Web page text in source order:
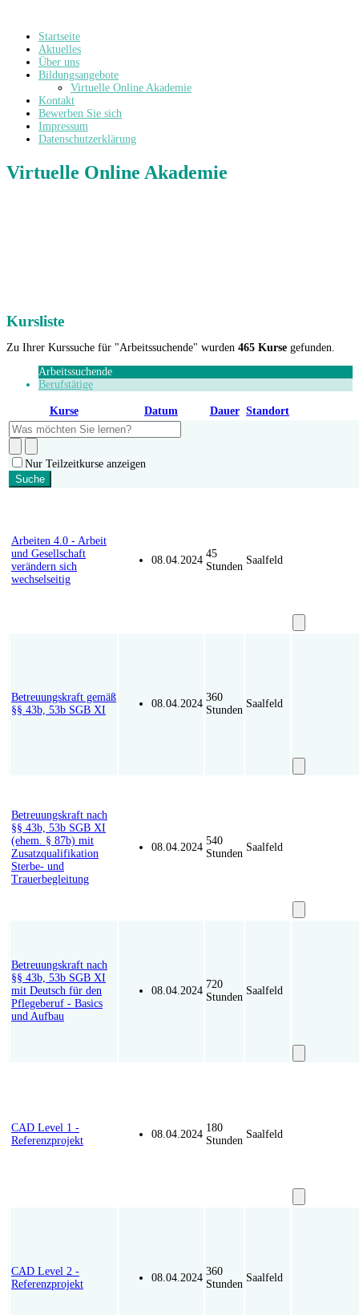
Startseite
Aktuelles
Über uns
Bildungsangebote
Virtuelle Online Akademie
Kontakt
Bewerben Sie sich
Impressum
Datenschutzerklärung
Virtuelle Online Akademie
Kursliste
Zu Ihrer Kurssuche für "Arbeitssuchende" wurden 465 Kurse gefunden.
Arbeitssuchende
Berufstätige
Kurse Datum Dauer Standort
Nur Teilzeitkurse anzeigen
Suche
Arbeiten 4.0 - Arbeit
und Gesellschaft
verändern sich
wechselseitig
08.04.2024
45
Stunden
Saalfeld
Kurs
Betreuungskraft gemäß
§§ 43b, 53b SGB XI
08.04.2024
360
Stunden
Saalfeld
Kurs
Betreuungskraft nach
§§ 43b, 53b SGB XI
(ehem. § 87b) mit
Zusatzqualifikation
Sterbe- und
Trauerbegleitung
08.04.2024
540
Stunden
Saalfeld
Kurs
Betreuungskraft nach
§§ 43b, 53b SGB XI
mit Deutsch für den
Pflegeberuf - Basics
und Aufbau
08.04.2024
720
Stunden
Saalfeld
Kurs
CAD Level 1 -
Referenzprojekt
08.04.2024
180
Stunden
Saalfeld
Kurs
CAD Level 2 -
Referenzprojekt
08.04.2024
360
Stunden
Saalfeld